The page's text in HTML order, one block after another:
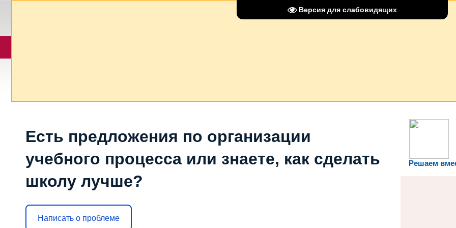
Версия для слабовидящих
Решаем
Есть предложения по организации
учебного процесса или знаете, как сделать
школу лучше?
Написать о проблеме